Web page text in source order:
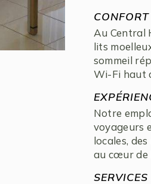
Au Central
lits
sommeil
Wi-Fi haut
Notre
voyageurs
locales,
au cœur de